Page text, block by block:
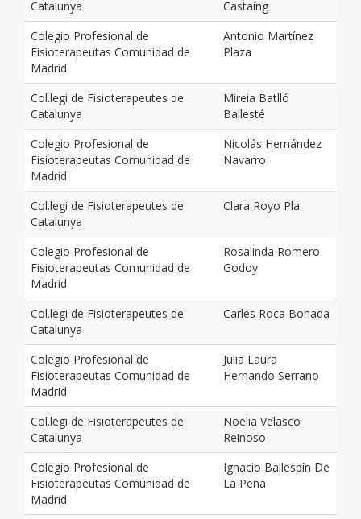
Catalunya
Castaing
Colegio Profesional de
Fisioterapeutas Comunidad de
Madrid
Antonio Martínez
Plaza
Col.legi de Fisioterapeutes de
Catalunya
Mireia Batlló
Ballesté
Colegio Profesional de
Fisioterapeutas Comunidad de
Madrid
Nicolás Hernández
Navarro
Col.legi de Fisioterapeutes de
Catalunya
Clara Royo Pla
Colegio Profesional de
Fisioterapeutas Comunidad de
Madrid
Rosalinda Romero
Godoy
Col.legi de Fisioterapeutes de
Catalunya
Carles Roca Bonada
Colegio Profesional de
Fisioterapeutas Comunidad de
Madrid
Julia Laura
Hernando Serrano
Col.legi de Fisioterapeutes de
Catalunya
Noelia Velasco
Reinoso
Colegio Profesional de
Fisioterapeutas Comunidad de
Madrid
Ignacio Ballespín De
La Peña